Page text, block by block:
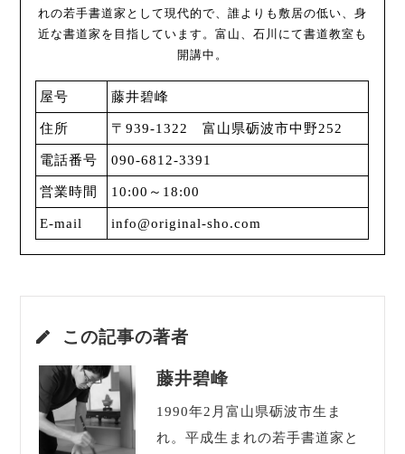
れの若手書道家として現代的で、誰よりも敷居の低い、身
近な書道家を目指しています。富山、石川にて書道教室も
開講中。
屋号 藤井碧峰
住所 〒939-1322 富山県砺波市中野252
電話番号 090-6812-3391
営業時間 10:00～18:00
E-mail info@original-sho.com
この記事の著者
藤井碧峰
1990年2月富山県砺波市生ま
れ。平成生まれの若手書道家と